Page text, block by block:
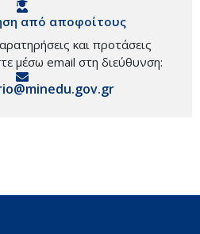
από αποφοίτους
και προτάσεις
μέσω email στη διεύθυνση: